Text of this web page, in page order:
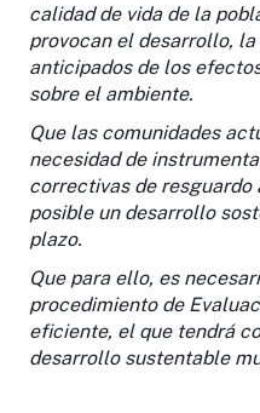
calidad de vida de la
provocan el desarrollo,
anticipados de los
sobre el ambiente.
Que las comunidades
necesidad de
correctivas de resguardo
posible un desarrollo
plazo.
Que para ello, es
procedimiento de
eficiente, el que tendrá
desarrollo sustentable